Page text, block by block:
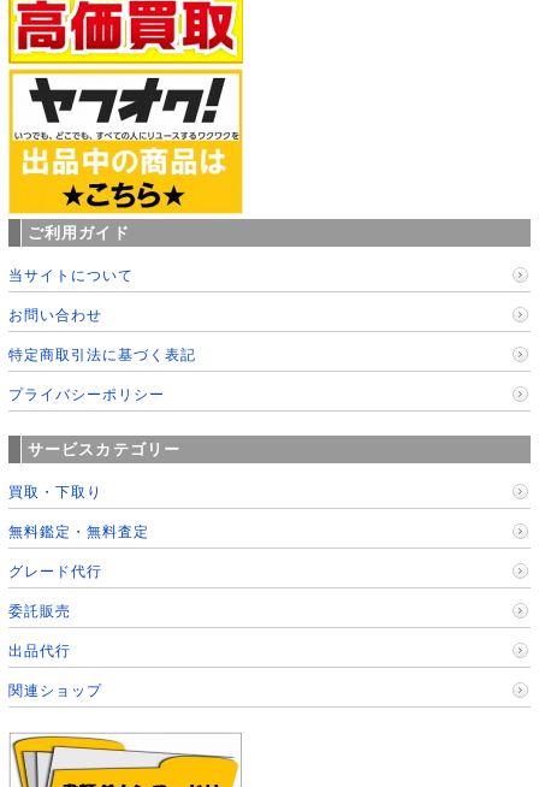
ご利用ガイド
当サイトについて
お問い合わせ
特定商取引法に基づく表記
プライバシーポリシー
サービスカテゴリー
買取・下取り
無料鑑定・無料査定
グレード代行
委託販売
出品代行
関連ショップ